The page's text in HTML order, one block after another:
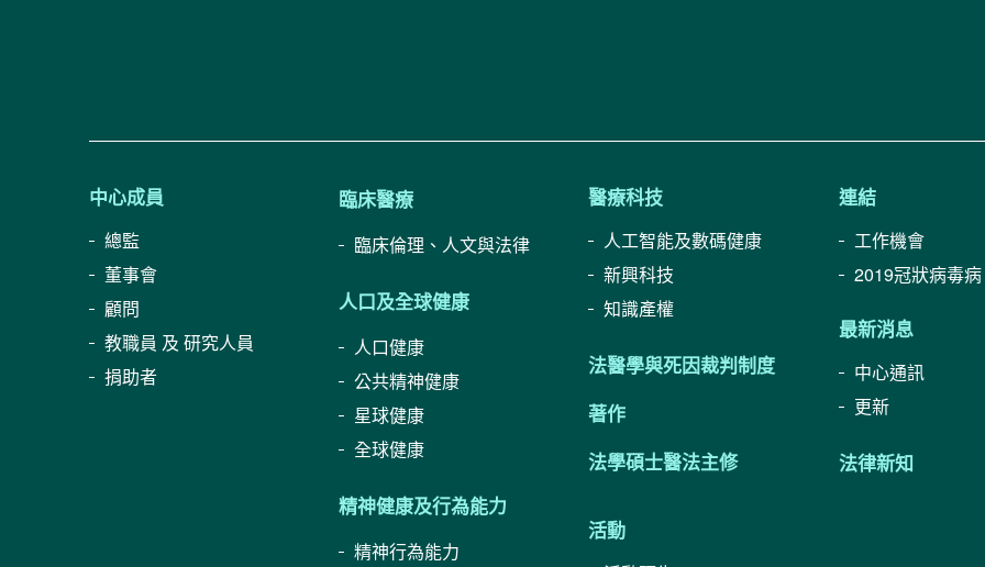
中心成員
總監
董事會
顧問
教職員 及 研究人員
捐助者
臨床醫療
臨床倫理、人文與法律
人口及全球健康
人口健康
公共精神健康
星球健康
全球健康
精神健康及行為能力
精神行為能力
醫療科技
人工智能及數碼健康
新興科技
知識產權
法醫學與死因裁判制度
著作
法學碩士醫法主修
活動
連結
工作機會
2019冠狀病毒病
最新消息
中心通訊
更新
法律新知